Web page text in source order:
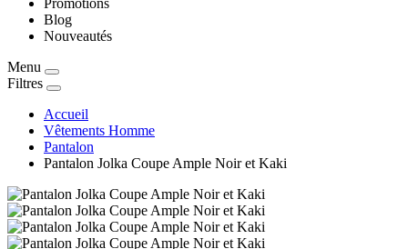
Promotions
Blog
Nouveautés
Menu
Filtres
Accueil
Vêtements Homme
Pantalon
Pantalon Jolka Coupe Ample Noir et Kaki